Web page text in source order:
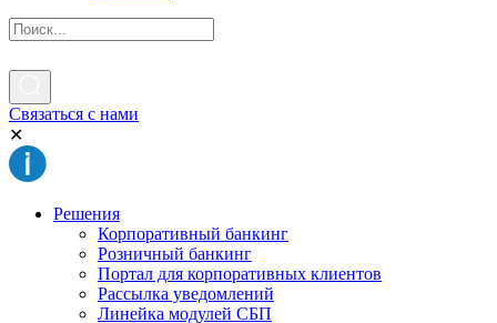
Связаться с нами
✕
Решения
Корпоративный банкинг
Розничный банкинг
Портал для корпоративных клиентов
Рассылка уведомлений
Линейка модулей СБП